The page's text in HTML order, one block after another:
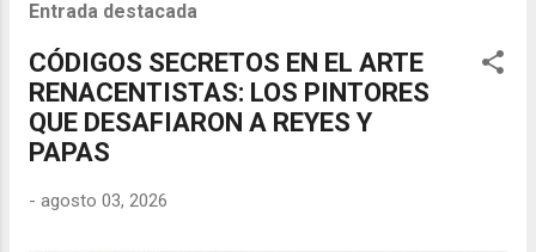
Entrada destacada
CÓDIGOS SECRETOS EN EL ARTE
RENACENTISTAS: LOS PINTORES
QUE DESAFIARON A REYES Y
PAPAS
- agosto 03, 2026